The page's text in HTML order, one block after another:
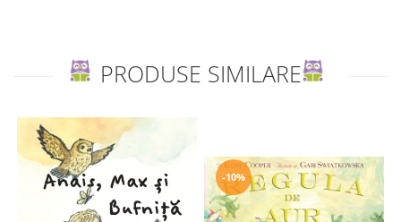
PRODUSE SIMILARE
-10%